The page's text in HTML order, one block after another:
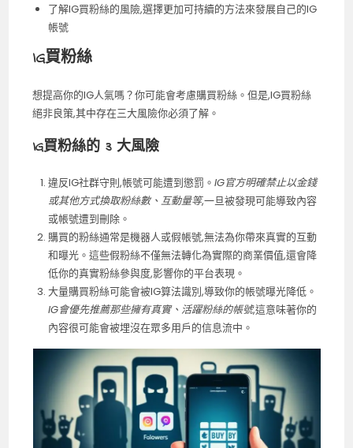
了解IG買粉絲的風險,選擇更加可持續的方法來發展自己的IG
帳號
IG買粉絲
想提高你的IG人氣嗎？你可能會考慮購買粉絲。但是,IG買粉絲
絕非良策,其中存在三大風險你必須了解。
IG買粉絲的 3 大風險
違反IG社群守則,帳號可能遭到懲罰。IG官方明確禁止以金錢
或其他方式換取粉絲數、互動量等,一旦被發現可能導致內容
或帳號遭到刪除。
購買的粉絲通常是機器人或假帳號,無法為你帶來真實的互動
和曝光。這些假粉絲不僅無法轉化為實際的商業價值,還會降
低你的真實粉絲參與度,影響你的平台表現。
大量購買粉絲可能會被IG算法識別,導致你的帳號曝光降低。
IG會優先推薦那些擁有真實、活躍粉絲的帳號,這意味著你的
內容很可能會被埋沒在眾多用戶的信息流中。